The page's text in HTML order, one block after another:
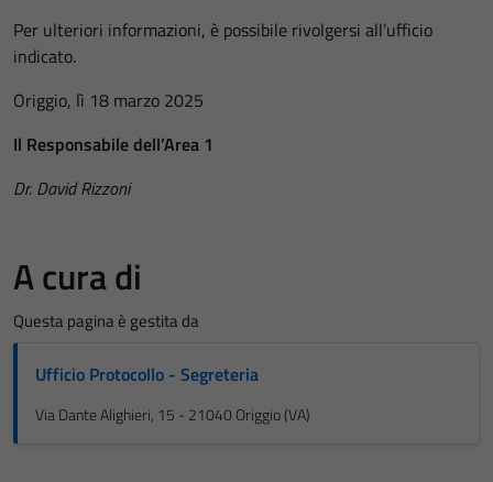
Per ulteriori informazioni, è possibile rivolgersi all’ufficio
indicato.
Origgio, lì 18 marzo 2025
Il Responsabile dell’Area 1
Dr. David Rizzoni
A cura di
Questa pagina è gestita da
Ufficio Protocollo - Segreteria
Via Dante Alighieri, 15 - 21040 Origgio (VA)